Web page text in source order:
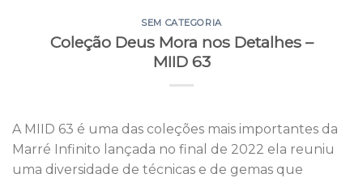
SEM CATEGORIA
Coleção Deus Mora nos Detalhes –
MIID 63
A MIID 63 é uma das coleções mais importantes da
Marré Infinito lançada no final de 2022 ela reuniu
uma diversidade de técnicas e de gemas que